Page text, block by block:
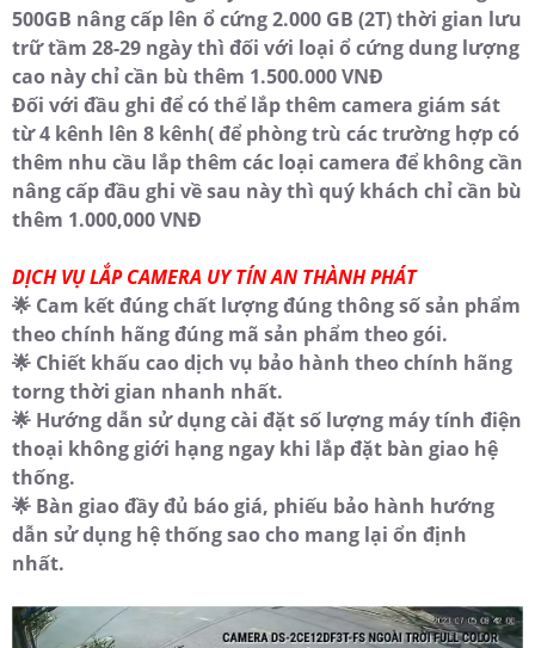
500GB nâng cấp lên ổ cứng 2.000 GB (2T) thời gian lưu
trữ tầm 28-29 ngày thì đối với loại ổ cứng dung lượng
cao này chỉ cần bù thêm 1.500.000 VNĐ
Đối với đầu ghi để có thể lắp thêm camera giám sát
từ 4 kênh lên 8 kênh( để phòng trù các trường hợp có
thêm nhu cầu lắp thêm các loại camera để không cần
nâng cấp đầu ghi về sau này thì quý khách chỉ cần bù
thêm 1.000,000 VNĐ
DỊCH VỤ LẮP CAMERA UY TÍN AN THÀNH PHÁT
🌟 Cam kết đúng chất lượng đúng thông số sản phẩm
theo chính hãng đúng mã sản phẩm theo gói.
🌟 Chiết khấu cao dịch vụ bảo hành theo chính hãng
torng thời gian nhanh nhất.
🌟 Hướng dẫn sử dụng cài đặt số lượng máy tính điện
thoại không giới hạng ngay khi lắp đặt bàn giao hệ
thống.
🌟 Bàn giao đầy đủ báo giá, phiếu bảo hành hướng
dẫn sử dụng hệ thống sao cho mang lại ổn định
nhất.